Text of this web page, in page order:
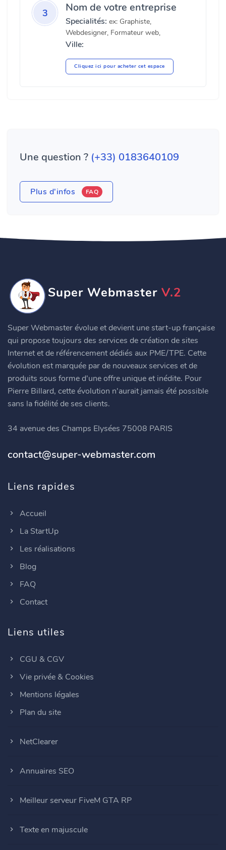
3 Nom de votre entreprise
Specialités: ex: Graphiste,
Webdesigner, Formateur web,
Ville:
Cliquez ici pour acheter cet espace
Une question ? (+33) 0183640109
Plus d'infos FAQ
Super Webmaster V.2
Super Webmaster évolue et devient une start-up française
qui propose toujours des services de création de sites
Internet et de référencement dédiés aux PME/TPE. Cette
évolution est marquée par de nouveaux services et de
produits sous forme d'une offre unique et inédite. Pour
Pierre Billard, cette évolution n'aurait jamais été possible
sans la fidélité de ses clients.
34 avenue des Champs Elysées 75008 PARIS
contact@super-webmaster.com
Liens rapides
Accueil
La StartUp
Les réalisations
Blog
FAQ
Contact
Liens utiles
CGU & CGV
Vie privée & Cookies
Mentions légales
Plan du site
NetClearer
Annuaires SEO
Meilleur serveur FiveM GTA RP
Texte en majuscule